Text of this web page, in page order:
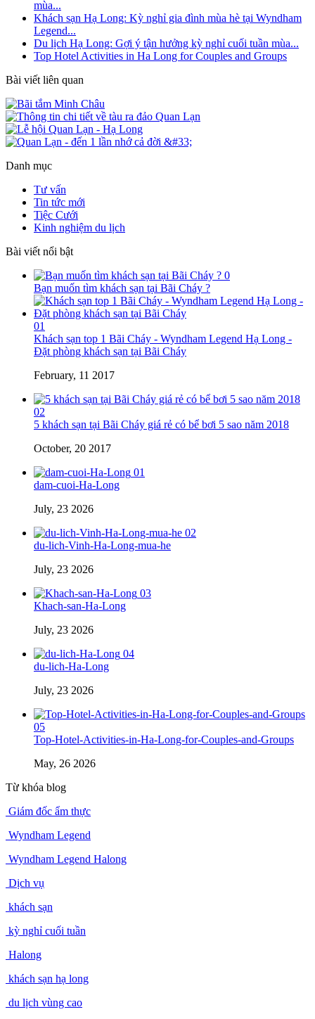
mùa...
Khách sạn Hạ Long: Kỳ nghỉ gia đình mùa hè tại Wyndham
Legend...
Du lịch Hạ Long: Gợi ý tận hưởng kỳ nghỉ cuối tuần mùa...
Top Hotel Activities in Ha Long for Couples and Groups
Bài viết liên quan
Danh mục
Tư vấn
Tin tức mới
Tiệc Cưới
Kinh nghiệm du lịch
Bài viết nổi bật
0
Bạn muốn tìm khách sạn tại Bãi Cháy ?
01
Khách sạn top 1 Bãi Cháy - Wyndham Legend Hạ Long -
Đặt phòng khách sạn tại Bãi Cháy
February, 11 2017
02
5 khách sạn tại Bãi Cháy giá rẻ có bể bơi 5 sao năm 2018
October, 20 2017
01
dam-cuoi-Ha-Long
July, 23 2026
02
du-lich-Vinh-Ha-Long-mua-he
July, 23 2026
03
Khach-san-Ha-Long
July, 23 2026
04
du-lich-Ha-Long
July, 23 2026
05
Top-Hotel-Activities-in-Ha-Long-for-Couples-and-Groups
May, 26 2026
Từ khóa blog
Giám đốc ẩm thực
Wyndham Legend
Wyndham Legend Halong
Dịch vụ
khách sạn
kỳ nghỉ cuối tuần
Halong
khách sạn hạ long
du lịch vùng cao